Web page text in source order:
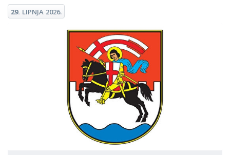
29. LIPNJA 2026.